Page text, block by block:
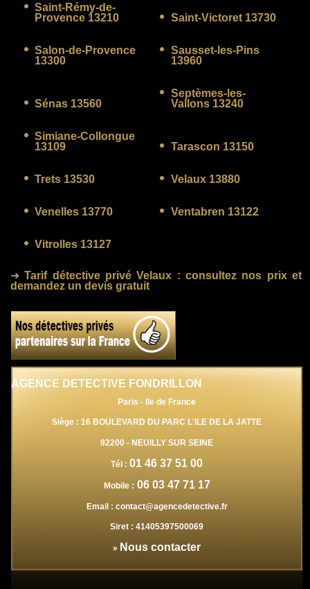
Saint-Rémy-de-
Provence 13210
Saint-Victoret 13730
Salon-de-Provence
13300
Sausset-les-Pins
13960
Sénas 13560
Septèmes-les-
Vallons 13240
Simiane-Collongue
13109
Tarascon 13150
Trets 13530 Velaux 13880
Venelles 13770 Ventabren 13122
Vitrolles 13127
➜Tarif détective privé Velaux : consultez nos prix et
demandez un devis gratuit
AGENCE DETECTIVE FONDRILLON
Paris - Ile de France
Siège : 16 BOULEVARD DU PARC L'ILE DE LA JATTE
92200 -NEUILLY SUR SEINE
Tél : 01 46 37 51 00
Mobile : 06 03 47 71 17
Email : contact@agencedetective.fr
Siret : 41405397500069
» Nous contacter